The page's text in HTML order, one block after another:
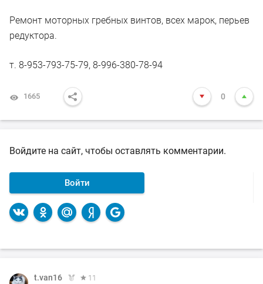
Ремонт моторных гребных винтов, всех марок, перьев
редуктора.
т. 8-953-793-75-79, 8-996-380-78-94
1665 0
Войдите на сайт, чтобы оставлять комментарии.
Войти
t.van16
11
t.van16
11
t.van16
11
t.van16
11